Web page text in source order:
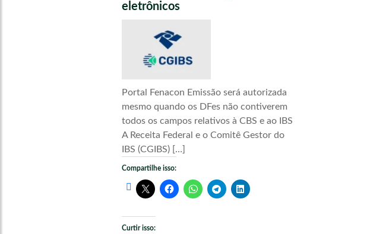
eletrônicos
Portal Fenacon Emissão será autorizada
mesmo quando os DFes não contiverem
todos os campos relativos à CBS e ao IBS
A Receita Federal e o Comitê Gestor do
IBS (CGIBS) […]
Compartilhe isso:
Curtir isso: